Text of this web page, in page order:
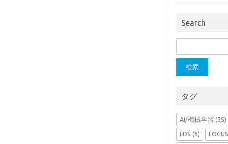
Search
索:
タグ
AI/機械学習 (35)
FDS (6) FOCUS